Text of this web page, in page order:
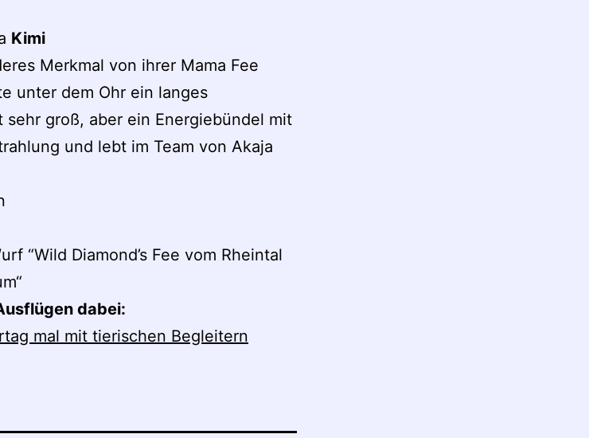
Kimi
Merkmal von ihrer Mama Fee
unter dem Ohr ein langes
sehr groß, aber ein Energiebündel mit
und lebt im Team von Akaja
“Wild Diamond’s Fee vom Rheintal
dabei:
mal mit tierischen Begleitern